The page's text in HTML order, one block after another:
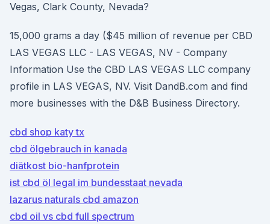
Vegas, Clark County, Nevada?
15,000 grams a day ($45 million of revenue per CBD
LAS VEGAS LLC - LAS VEGAS, NV - Company
Information Use the CBD LAS VEGAS LLC company
profile in LAS VEGAS, NV. Visit DandB.com and find
more businesses with the D&B Business Directory.
cbd shop katy tx
cbd ölgebrauch in kanada
diätkost bio-hanfprotein
ist cbd öl legal im bundesstaat nevada
lazarus naturals cbd amazon
cbd oil vs cbd full spectrum